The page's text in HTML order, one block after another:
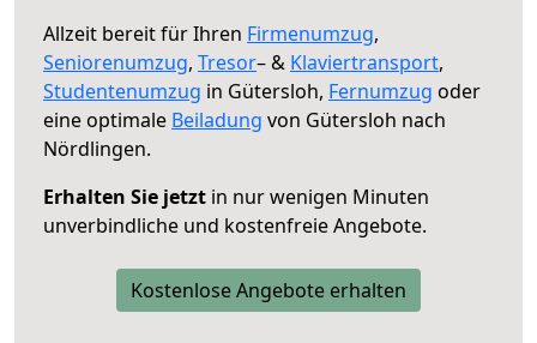
Allzeit bereit für Ihren Firmenumzug,
Seniorenumzug, Tresor– & Klaviertransport,
Studentenumzug in Gütersloh, Fernumzug oder
eine optimale Beiladung von Gütersloh nach
Nördlingen.
Erhalten Sie jetzt in nur wenigen Minuten
unverbindliche und kostenfreie Angebote.
Kostenlose Angebote erhalten